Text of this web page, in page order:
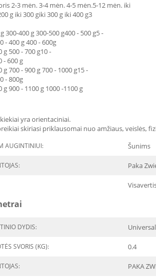
2-3 mėn. 3-4 mėn. 4-5 mėn.5-12 mėn. iki
g iki 300 giki 300 g iki 400 g3
300-400 g 300-500 g400 - 500 g5 -
- 400 g 400 - 600g
g 500 - 700 g10 -
- 600 g
g 700 - 900 g 700 - 1000 g15 -
- 800g
g 900 - 1100 g 1000 -1100 g
yra orientaciniai.
skiriasi priklausomai nuo amžiaus, veislės,
AUGINTINIUI: Šunims
Paka
DYDIS:
SVORIS (KG): 0.4
PAKA